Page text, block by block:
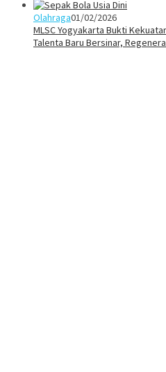
Olahraga01/02/2026
MLSC Yogyakarta Bukti
Talenta Baru Bersinar,